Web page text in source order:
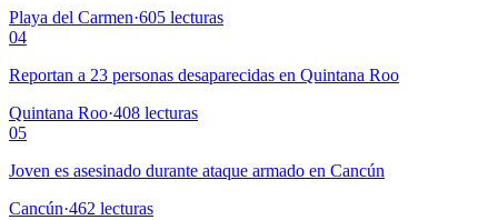
Playa del Carmen·605 lecturas
04
Reportan a 23 personas desaparecidas en Quintana Roo
Quintana Roo·408 lecturas
05
Joven es asesinado durante ataque armado en Cancún
Cancún·462 lecturas